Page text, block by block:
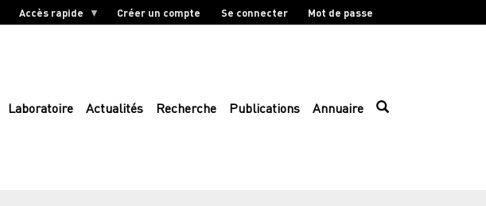
Accès rapide Créer un compte Se connecter Mot de passe
Laboratoire Actualités Recherche Publications Annuaire